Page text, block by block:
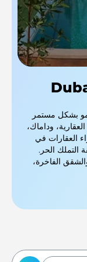
بشكل مستمر
وداماك،
العقارات في
منطقة التملك الحر.
الفاخرة،